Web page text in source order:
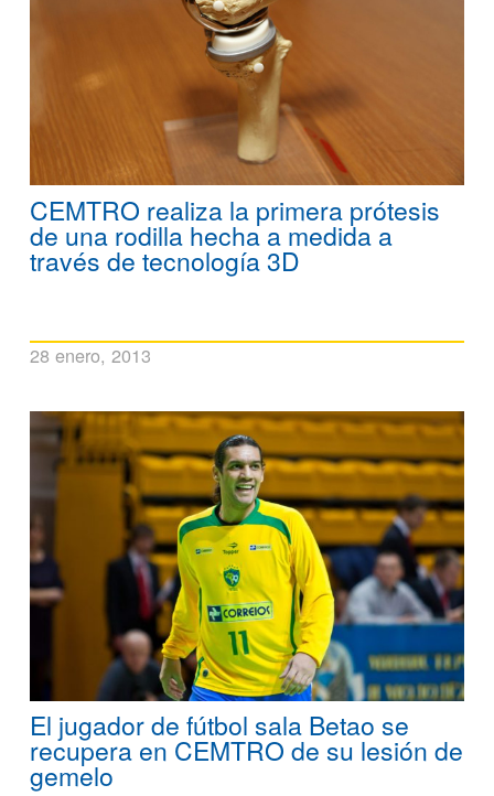
CEMTRO realiza la primera prótesis
de una rodilla hecha a medida a
través de tecnología 3D
28 enero, 2013
El jugador de fútbol sala Betao se
recupera en CEMTRO de su lesión de
gemelo